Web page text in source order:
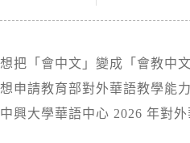
想把「會中文」變成「會教中
想申請教育部對外華語教學能
中興大學華語中心 2026 年對